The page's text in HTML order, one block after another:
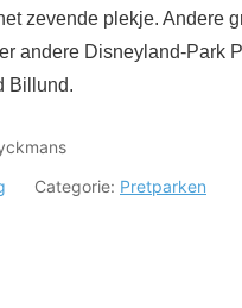
zevende plekje. Andere
andere Disneyland-Park
Billund.
Categorie: Pretparken